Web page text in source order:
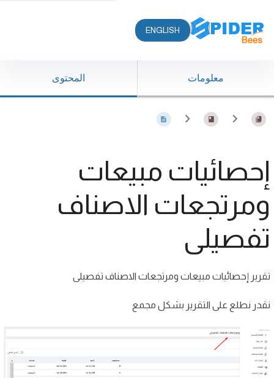
ENGLISH
معلومات المحتوى
إحصائيات مبيعات
ومرتجعات الاصناف
تفصيلى
تقرير إحصائيات مبيعات ومرتجعات الاصناف تفصيلى
نقدر نطلع على التقرير بشكل مجمع